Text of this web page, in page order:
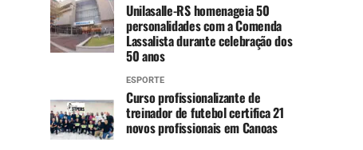
Unilasalle-RS homenageia 50
personalidades com a Comenda
Lassalista durante celebração dos
50 anos
ESPORTE
Curso profissionalizante de
treinador de futebol certifica 21
novos profissionais em Canoas